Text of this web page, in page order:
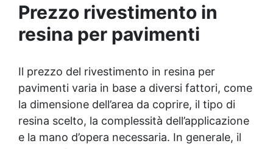
Prezzo rivestimento in
resina per pavimenti
Il prezzo del rivestimento in resina per
pavimenti varia in base a diversi fattori, come
la dimensione dell’area da coprire, il tipo di
resina scelto, la complessità dell’applicazione
e la mano d’opera necessaria. In generale, il